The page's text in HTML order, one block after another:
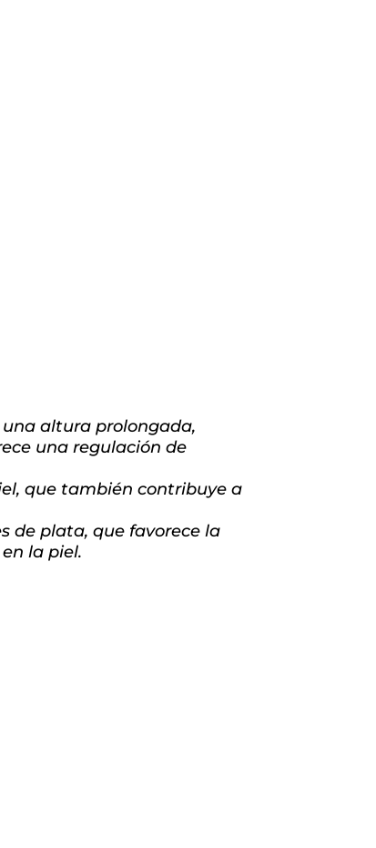
altura prolongada,
una regulación de
que también contribuye a
de plata, que favorece la
la piel.